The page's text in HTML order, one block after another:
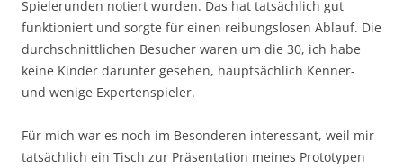
Spielerunden notiert wurden. Das hat tatsächlich gut
funktioniert und sorgte für einen reibungslosen Ablauf. Die
durchschnittlichen Besucher waren um die 30, ich habe
keine Kinder darunter gesehen, hauptsächlich Kenner-
und wenige Expertenspieler.
Für mich war es noch im Besonderen interessant, weil mir
tatsächlich ein Tisch zur Präsentation meines Prototypen